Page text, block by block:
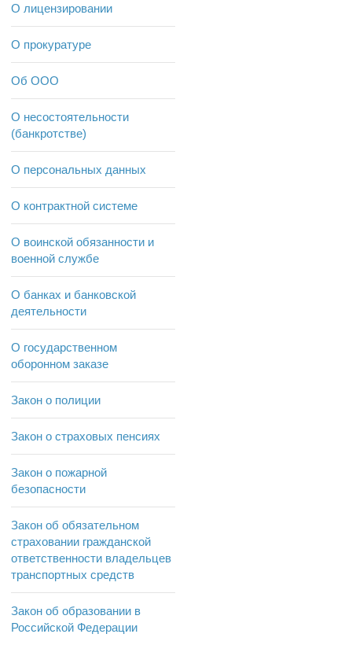
О лицензировании
О прокуратуре
Об ООО
О несостоятельности
(банкротстве)
О персональных данных
О контрактной системе
О воинской обязанности и
военной службе
О банках и банковской
деятельности
О государственном
оборонном заказе
Закон о полиции
Закон о страховых пенсиях
Закон о пожарной
безопасности
Закон об обязательном
страховании гражданской
ответственности владельцев
транспортных средств
Закон об образовании в
Российской Федерации